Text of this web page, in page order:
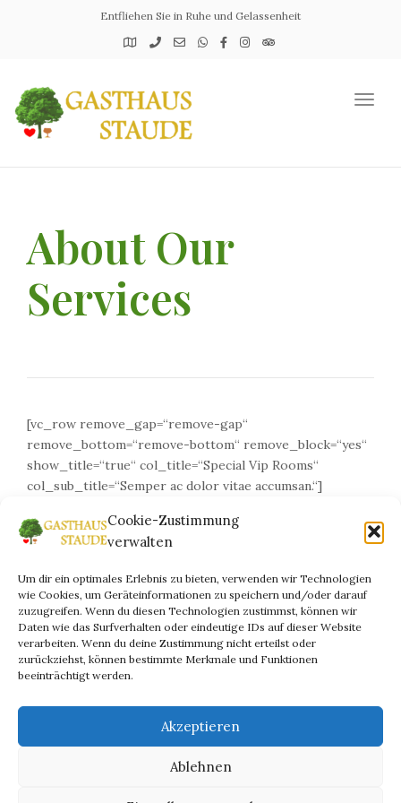
Cookie-Zustimmung
verwalten
Um dir ein optimales Erlebnis zu bieten, verwenden wir Technologien
wie Cookies, um Geräteinformationen zu speichern und/oder darauf
zuzugreifen. Wenn du diesen Technologien zustimmst, können wir
Daten wie das Surfverhalten oder eindeutige IDs auf dieser Website
verarbeiten. Wenn du deine Zustimmung nicht erteilst oder
zurückziehst, können bestimmte Merkmale und Funktionen
beeinträchtigt werden.
Akzeptieren
Ablehnen
Entfliehen Sie in Ruhe und Gelassenheit
About Our
Services
[vc_row remove_gap=“remove-gap“
remove_bottom=“remove-bottom“ remove_block=“yes“
show_title=“true“ col_title=“Special Vip Rooms“
col_sub_title=“Semper ac dolor vitae accumsan.“]
sort=“date“ order=“ASC“
background_layer=“whitish_layer“
angellist%22%7D%5D“ title=“We Will Provide You With
The Best Services“ description=“The Faletti’s Hotel,
the Hotel is known for its contemporary“ bg=“306″
[/vc_column][/vc_row]